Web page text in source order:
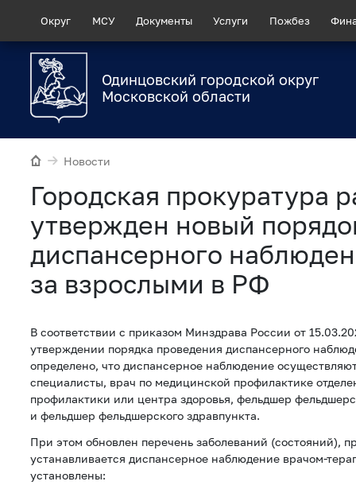
Округ МСУ Документы Услуги Пожбез
Одинцовский городской округ
Московской области
Новости
Городская прокуратура
утвержден новый
диспансерного
за взрослыми в РФ
В соответствии с приказом Минздрава России от
утверждении порядка проведения диспансерного
определено, что диспансерное наблюдение
специалисты, врач по медицинской профилактике
профилактики или центра здоровья, фельдшер
и фельдшер фельдшерского здравпункта.
При этом обновлен перечень заболеваний (состояний),
устанавливается диспансерное наблюдение врачом-
установлены: